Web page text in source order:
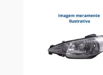
Marca: Orgus